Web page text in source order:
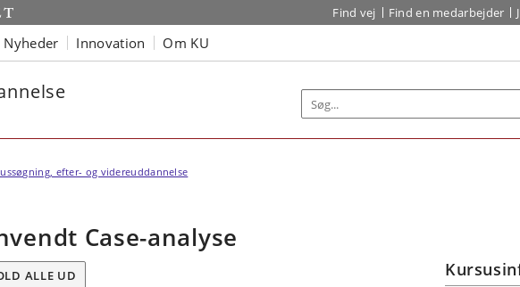
Find vej Find en medarbejder
Nyheder Innovation Om KU
efter- og videreuddannelse
Case-analyse
ALLE UD